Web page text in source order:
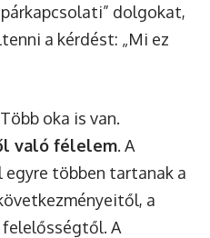
dolgokat,
a kérdést: „Mi ez
oka is van.
való félelem. A
többen tartanak a
a
A